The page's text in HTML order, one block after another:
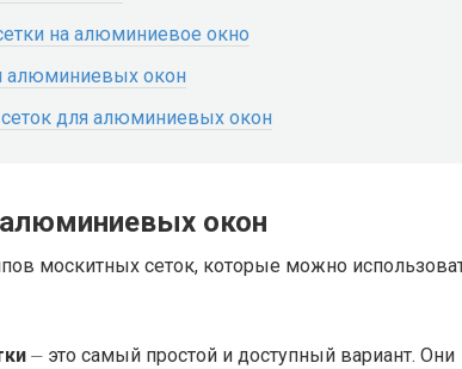
на алюминиевое окно
алюминиевых окон
для алюминиевых окон
окон
москитных сеток, которые можно
⏤ это самый простой и доступный вариант. Они